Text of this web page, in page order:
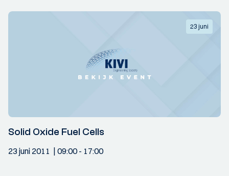
23 juni
Solid Oxide Fuel Cells
23 juni 2011 09:00- 17:00